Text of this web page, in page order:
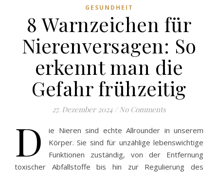
GESUNDHEIT
8 Warnzeichen für
Nierenversagen: So
erkennt man die
Gefahr frühzeitig
27. Dezember 2024 / No Comments
D
ie Nieren sind echte Allrounder in unserem
Körper. Sie sind für unzählige lebenswichtige
Funktionen zuständig, von der Entfernung
toxischer Abfallstoffe bis hin zur Regulierung des